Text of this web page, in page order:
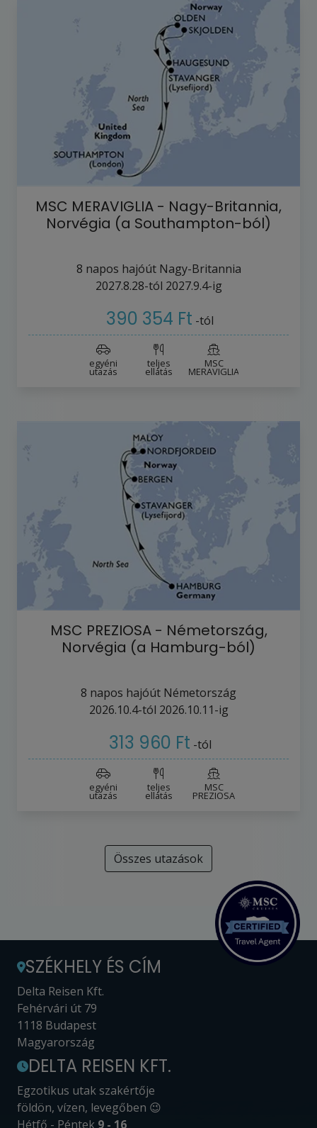
MSC MERAVIGLIA - Nagy-Britannia,
Norvégia (a Southampton-ból)
8 napos hajóút Nagy-Britannia
2027.8.28-tól 2027.9.4-ig
390 354 Ft -tól
egyéni
utazás
teljes
ellátás
MSC
MERAVIGLIA
MSC PREZIOSA - Németország,
Norvégia (a Hamburg-ból)
8 napos hajóút Németország
2026.10.4-tól 2026.10.11-ig
313 960 Ft -tól
egyéni
utazás
teljes
ellátás
MSC
PREZIOSA
Összes utazások
SZÉKHELY ÉS CÍM
Delta Reisen Kft.
Fehérvári út 79
1118 Budapest
Magyarország
DELTA REISEN KFT.
Egzotikus utak szakértője
földön, vízen, levegőben 😉
Hétfő - Péntek 9 - 16